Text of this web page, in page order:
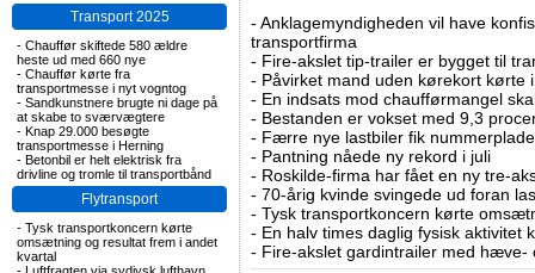
Transport 2025
- Chauffør skiftede 580 ældre
heste ud med 660 nye
- Chauffør kørte fra
transportmesse i nyt vogntog
- Sandkunstnere brugte ni dage på
at skabe to sværvægtere
- Knap 29.000 besøgte
transportmesse i Herning
- Betonbil er helt elektrisk fra
drivline og tromle til transportbånd
Flytransport
- Tysk transportkoncern kørte
omsætning og resultat frem i andet
kvartal
- Anklagemyndigheden vil have
transportfirma
- Fire-akslet tip-trailer er bygget til
- Påvirket mand uden kørekort kørte
- En indsats mod chaufførmangel
- Bestanden er vokset med 9,3
- Færre nye lastbiler fik
- Pantning nåede ny rekord i juli
- Roskilde-firma har fået en ny tre-
- 70-årig kvinde svingede ud foran
- Tysk transportkoncern kørte
- En halv times daglig fysisk aktivitet
- Fire-akslet gardintrailer med hæve-